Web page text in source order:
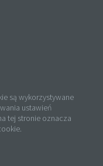
są wykorzystywane
ustawień
tej stronie oznacza